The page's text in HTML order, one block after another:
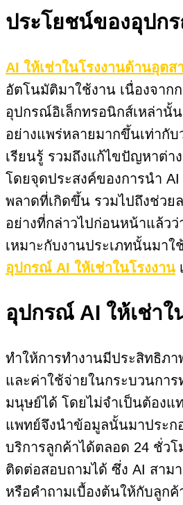
ประโยชน์ของอุปก
AI ให้เช่าในโรงงานด้านอุตส
อัตโนมัติมาใช้งาน เนื่องจาก
อุปกรณ์อิเล็กทรอนิกส์เหล่านั้
อย่างแพร่หลายมากขึ้นเท่ากั
เรียนรู้ รวมถึงแก้ไขปัญหาต่า
โดยจุดประสงค์ของการนำ
พลาดที่เกิดขึ้น รวมไปถึงช่ว
อย่างที่กล่าวไปก่อนหน้าแล้ว
เหมาะกับงานประเภทนั้นมา
อุปกรณ์ AI ให้เช่าในโรงงาน
อุปกรณ์ AI ให้เช่าใ
ทำให้การทำงานมีประสิทธิภ
และค่าใช้จ่ายในกระบวนการ
มนุษย์ได้ โดยไม่จำเป็นต้อง
แพทย์จึงนำข้อมูลนั้นมาประก
บริการลูกค้าได้ตลอด 24 ชั่ว
ติดต่อสอบถามได้ ซึ่ง AI สาม
หรือคำถามเบื้องต้นให้กับลูกค้